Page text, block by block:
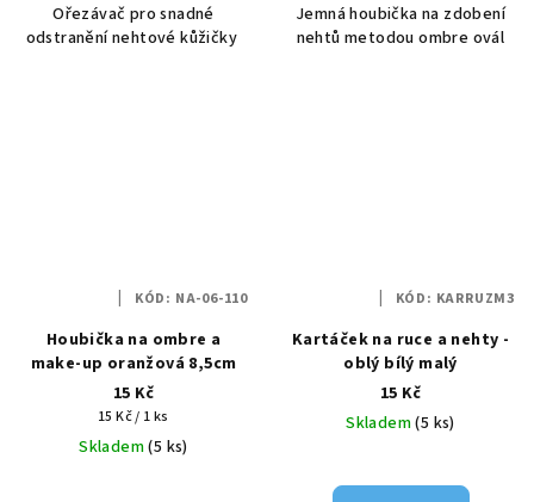
Ořezávač pro snadné
odstranění nehtové kůžičky
Jemná houbička na zdobení
nehtů metodou ombre ovál
Houbička na ombre a
make-up oranžová 8,5cm
15 Kč
Měrná
cena:
15 Kč / 1 ks
Skladem(5 ks)
KÓD: NA-06-110
Kartáček na ruce a nehty -
oblý bílý malý
15 Kč
Skladem(5 ks)
KÓD: KARRUZM3